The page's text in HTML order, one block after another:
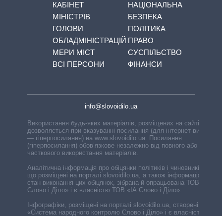
КАБІНЕТ
МІНІСТРІВ
ГОЛОВИ
ОБЛАДМІНІСТРАЦІЙ
МЕРИ МІСТ
ВСІ ПЕРСОНИ
НАЦІОНАЛЬНА
БЕЗПЕКА
ПОЛІТИКА
ПРАВО
СУСПІЛЬСТВО
ФІНАНСИ
info@slovoidilo.ua
Використання будь-яких матеріалів, розміщених на сайті,
дозволяється при вказуванні посилання (для інтернет-видань
— гіперпосилання) на www.slovoidilo.ua. Посилання
(гіперпосилання) обов’язкове незалежно від повного або
часткового використання матеріалів.
Аналітична інформація про обіцянки політиків і чиновників,
що розміщені на порталі slovoidilo.ua, а також інформація про
стан виконання цих обіцянок, зібрана й опрацьована ТОВ «ІА
Слово і Діло» і є власністю ТОВ «ІА Слово і Діло».
Інфографіки, розміщені на порталі slovoidilo.ua, створені ГО
«Система народного контролю Слово і Діло» і є власністю